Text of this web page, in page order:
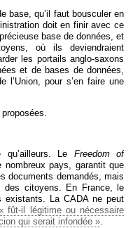
base, qu’il faut bousculer en
doit en finir avec ce
base de données, et
où ils deviendraient
les portails anglo-saxons
et de bases de données,
l’Union, pour s’en faire une
Le Freedom of
pays, garantit que
documents demandés, mais
des citoyens. En France, le
existants. La CADA ne peut
fût-il légitime ou nécessaire
qui serait infondée ».